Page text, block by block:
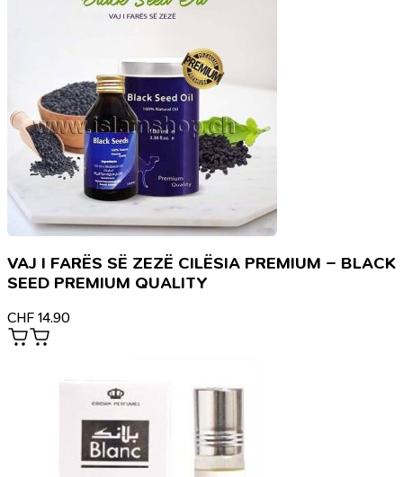
VAJ I FARËS SË ZEZË CILËSIA PREMIUM – BLACK
SEED PREMIUM QUALITY
CHF 14.90